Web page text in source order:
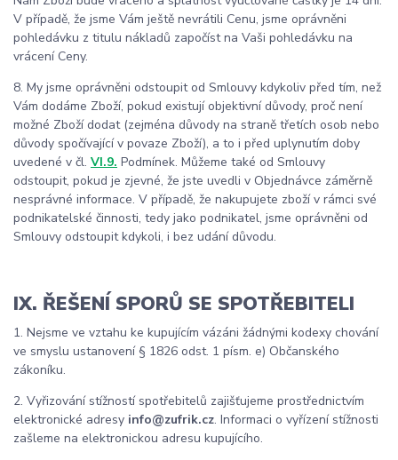
V případě, že jsme Vám ještě nevrátili Cenu, jsme oprávněni
pohledávku z titulu nákladů započíst na Vaši pohledávku na
vrácení Ceny.
8. My jsme oprávněni odstoupit od Smlouvy kdykoliv před tím, než
Vám dodáme Zboží, pokud existují objektivní důvody, proč není
možné Zboží dodat (zejména důvody na straně třetích osob nebo
důvody spočívající v povaze Zboží), a to i před uplynutím doby
uvedené v čl. VI.9. Podmínek. Můžeme také od Smlouvy
odstoupit, pokud je zjevné, že jste uvedli v Objednávce záměrně
nesprávné informace. V případě, že nakupujete zboží v rámci své
podnikatelské činnosti, tedy jako podnikatel, jsme oprávněni od
Smlouvy odstoupit kdykoli, i bez udání důvodu.
IX. ŘEŠENÍ SPORŮ SE SPOTŘEBITELI
1. Nejsme ve vztahu ke kupujícím vázáni žádnými kodexy chování
ve smyslu ustanovení § 1826 odst. 1 písm. e) Občanského
zákoníku.
2. Vyřizování stížností spotřebitelů zajišťujeme prostřednictvím
elektronické adresy info@zufrik.cz. Informaci o vyřízení stížnosti
zašleme na elektronickou adresu kupujícího.